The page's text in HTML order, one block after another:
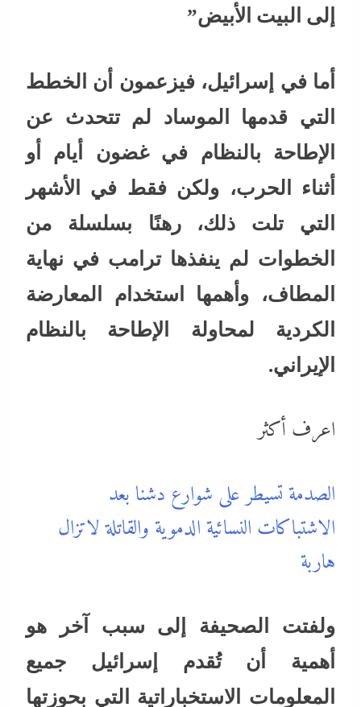
إلى البيت الأبيض”
أما في إسرائيل، فيزعمون أن الخطط
التي قدمها الموساد لم تتحدث عن
الإطاحة بالنظام في غضون أيام أو
أثناء الحرب، ولكن فقط في الأشهر
التي تلت ذلك، رهنًا بسلسلة من
الخطوات لم ينفذها ترامب في نهاية
المطاف، وأهمها استخدام المعارضة
الكردية لمحاولة الإطاحة بالنظام
الإيراني.
اعرف أكثر
الصدمة تسيطر على شوارع دشنا بعد
الاشتباكات النسائية الدموية والقاتلة لاتزال
هاربة
ولفتت الصحيفة إلى سبب آخر هو
أهمية أن تُقدم إسرائيل جميع
المعلومات الاستخباراتية التي بحوزتها